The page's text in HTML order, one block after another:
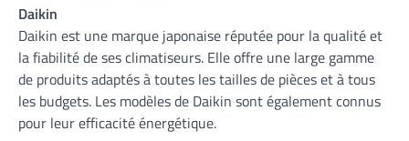
Daikin
Daikin est une marque japonaise réputée pour la qualité et
la fiabilité de ses climatiseurs. Elle offre une large gamme
de produits adaptés à toutes les tailles de pièces et à tous
les budgets. Les modèles de Daikin sont également connus
pour leur efficacité énergétique.